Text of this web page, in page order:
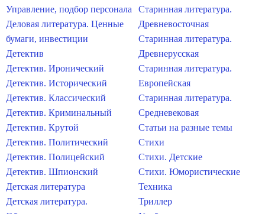
Управление, подбор персонала
Деловая литература. Ценные
бумаги, инвестиции
Детектив
Детектив. Иронический
Детектив. Исторический
Детектив. Классический
Детектив. Криминальный
Детектив. Крутой
Детектив. Политический
Детектив. Полицейский
Детектив. Шпионский
Детская литература
Детская литература.
Старинная литература.
Древневосточная
Старинная литература.
Древнерусская
Старинная литература.
Европейская
Старинная литература.
Средневековая
Статьи на разные темы
Стихи
Стихи. Детские
Стихи. Юмористические
Техника
Триллер